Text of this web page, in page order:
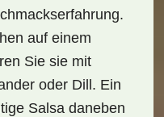
auf einem
Sie sie mit
oder Dill. Ein
Salsa daneben